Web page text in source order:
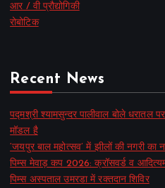
आर / वी प्रौद्योगिकी
रोबोटिक
Recent News
पद्मश्री श्यामसुन्दर पालीवाल बोले धरातल
मॉडल है
‘जयपुर बाल महोत्सव’ में झीलों की नगरी का
पिम्स मेवाड़ कप 2026: क्रॉसवर्ड व
पिम्स अस्पताल उमरडा में रक्तदान शिविर